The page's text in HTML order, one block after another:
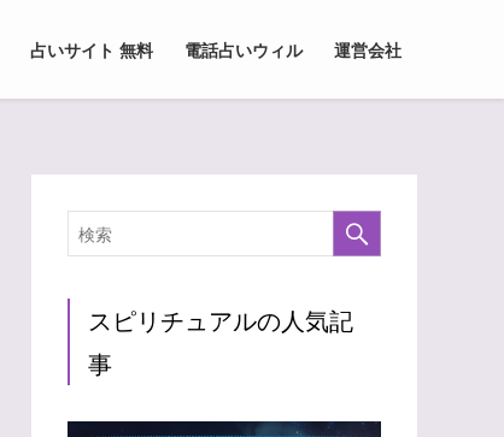
占いサイト 無料 電話占いウィル 運営会社
スピリチュアルの人気記
事